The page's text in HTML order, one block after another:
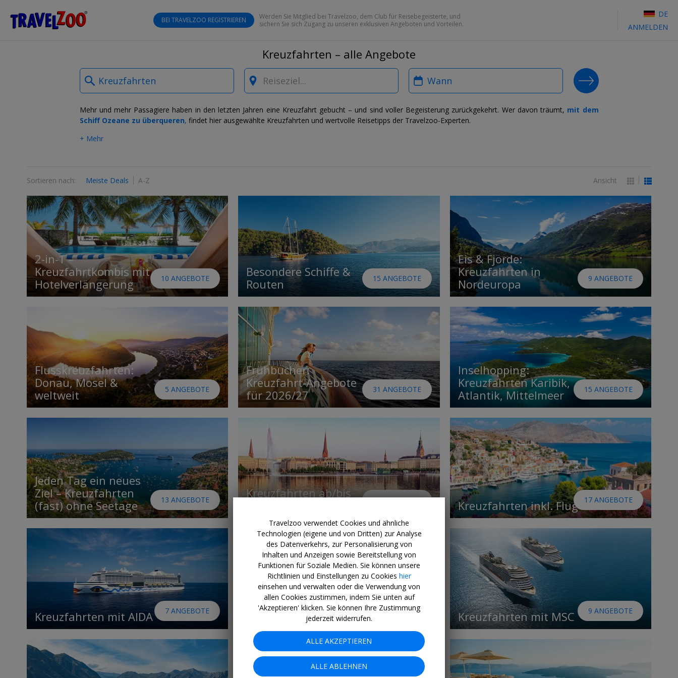
Travelzoo®
ANMELDEN
DE
BEI TRAVELZOO REGISTRIEREN
Werden Sie Mitglied bei Travelzoo, dem Club für Reisebegeisterte, und
sichern Sie sich Zugang zu unseren exklusiven Angeboten und Vorteilen.
Kreuzfahrten – alle Angebote
What
type
of
deals?
Where? When?
Mehr und mehr Passagiere haben in den letzten Jahren eine Kreuzfahrt gebucht – und sind voller Begeisterung zurückgekehrt. Wer davon träumt, mit dem
Schiff Ozeane zu überqueren, findet hier ausgewählte Kreuzfahrten und wertvolle Reisetipps der Travelzoo-Experten.
+ Mehr
Ansicht
Sortieren nach: Meiste Deals A-Z
2-in-1 –
Kreuzfahrtkombis mit
Hotelverlängerung
10 ANGEBOTE
Besondere Schiffe &
Routen
15 ANGEBOTE
Eis & Fjorde:
Kreuzfahrten in
Nordeuropa
9 ANGEBOTE
Flusskreuzfahrten:
Donau, Mosel &
weltweit
5 ANGEBOTE
Frühbucher:
Kreuzfahrt-Angebote
für 2026/27
31 ANGEBOTE
Inselhopping:
Kreuzfahrten Karibik,
Atlantik, Mittelmeer
15 ANGEBOTE
Jeden Tag ein neues
Ziel – Kreuzfahrten
(fast) ohne Seetage
13 ANGEBOTE
Kreuzfahrten ab/bis
11 ANGEBOTE Kreuzfahrten inkl. Flug 17 ANGEBOTE
Kreuzfahrten mit AIDA 7 ANGEBOTE
Kreuzfahrten mit All
Inclusive an Bord
15 ANGEBOTE Kreuzfahrten mit MSC 9 ANGEBOTE
Travelzoo verwendet Cookies und ähnliche
Technologien (eigene und von Dritten) zur Analyse
des Datenverkehrs, zur Personalisierung von
Inhalten und Anzeigen sowie Bereitstellung von
Funktionen für Soziale Medien. Sie können unsere
Richtlinien und Einstellungen zu Cookies hier
einsehen und verwalten oder die Verwendung von
allen Cookies zustimmen, indem Sie unten auf
'Akzeptieren' klicken. Sie können Ihre Zustimmung
jederzeit widerrufen.
ALLE AKZEPTIEREN
ALLE ABLEHNEN